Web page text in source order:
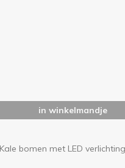
in winkelmandje
bomen met LED